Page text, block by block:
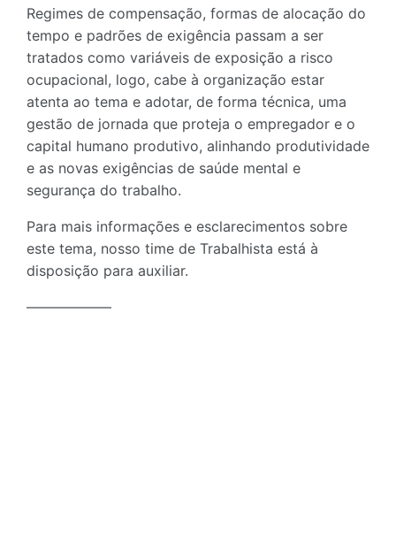
Regimes de compensação, formas de alocação do
tempo e padrões de exigência passam a ser
tratados como variáveis de exposição a risco
ocupacional, logo, cabe à organização estar
atenta ao tema e adotar, de forma técnica, uma
gestão de jornada que proteja o empregador e o
capital humano produtivo, alinhando produtividade
e as novas exigências de saúde mental e
segurança do trabalho.
Para mais informações e esclarecimentos sobre
este tema, nosso time de Trabalhista está à
disposição para auxiliar.
——————